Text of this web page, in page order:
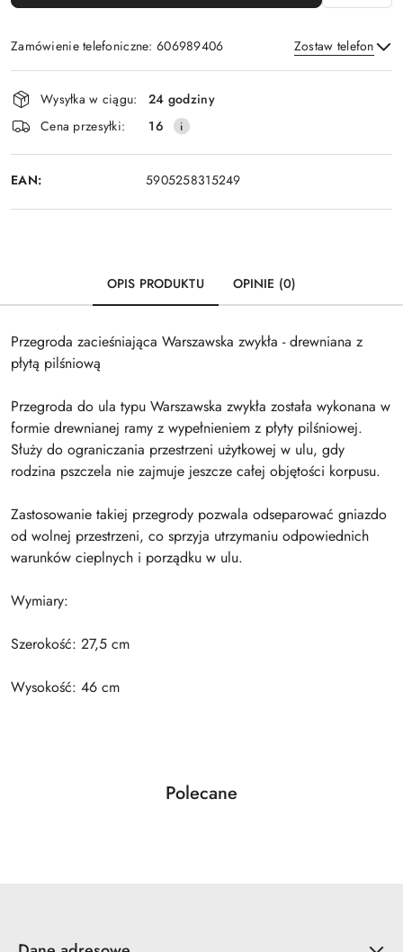
Zamówienie telefoniczne: 606989406 Zostaw telefon
Wyślij
Dostępność
i
dostawa
Wysyłka w ciągu:
24 godziny
Cena przesyłki:
16
EAN: 5905258315249
OPIS PRODUKTU OPINIE (0)
Przegroda zacieśniająca Warszawska zwykła - drewniana z
płytą pilśniową
Przegroda do ula typu Warszawska zwykła została wykonana w
formie drewnianej ramy z wypełnieniem z płyty pilśniowej.
Służy do ograniczania przestrzeni użytkowej w ulu, gdy
rodzina pszczela nie zajmuje jeszcze całej objętości korpusu.
Zastosowanie takiej przegrody pozwala odseparować gniazdo
od wolnej przestrzeni, co sprzyja utrzymaniu odpowiednich
warunków cieplnych i porządku w ulu.
Wymiary:
Szerokość: 27,5 cm
Wysokość: 46 cm
Pomiń karuzelę produktów
Produkty
Polecane